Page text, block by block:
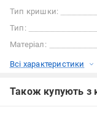
Тип кришки:
Тип:
Матеріал:
Всі характеристики
Також купують з